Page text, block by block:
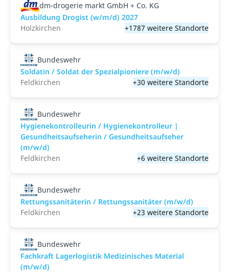
dm-drogerie markt GmbH + Co. KG
Ausbildung Drogist (w/m/d) 2027
Holzkirchen
+1787 weitere Standorte
Bundeswehr
Soldatin / Soldat der Spezialpioniere (m/w/d)
Feldkirchen
+30 weitere Standorte
Bundeswehr
Hygienekontrolleurin / Hygienekontrolleur |
Gesundheitsaufseherin / Gesundheitsaufseher
(m/w/d)
Feldkirchen
+6 weitere Standorte
Bundeswehr
Rettungssanitäterin / Rettungssanitäter (m/w/d)
Feldkirchen
+23 weitere Standorte
Bundeswehr
Fachkraft Lagerlogistik Medizinisches Material
(m/w/d)